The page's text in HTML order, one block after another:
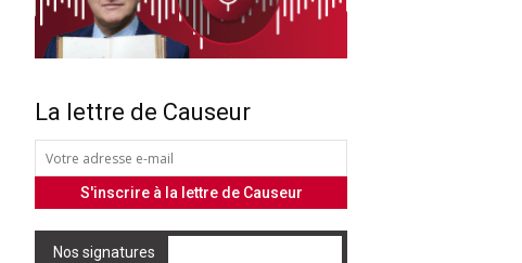
La lettre de Causeur
Nos signatures